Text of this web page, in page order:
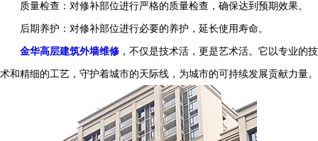
质量检查：对修补部位进行严格的质量检查，确保达到预期效果。
后期养护：对修补部位进行必要的养护，延长使用寿命。
金华高层建筑外墙维修 ，不仅是技术活，更是艺术活。它以专业的技
术和精细的工艺，守护着城市的天际线，为城市的可持续发展贡献力量。